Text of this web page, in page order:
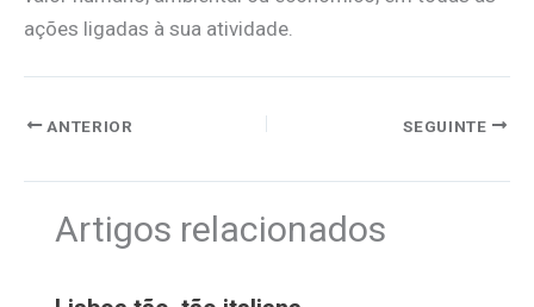
ações ligadas à sua atividade.
ANTERIOR SEGUINTE
Artigos relacionados